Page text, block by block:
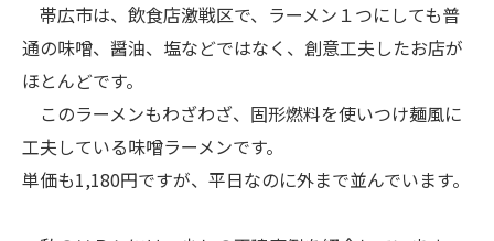
帯広市は、飲食店激戦区で、ラーメン１つにしても普
通の味噌、醤油、塩などではなく、創意工夫したお店が
ほとんどです。
このラーメンもわざわざ、固形燃料を使いつけ麺風に
工夫している味噌ラーメンです。
単価も1,180円ですが、平日なのに外まで並んでいます。